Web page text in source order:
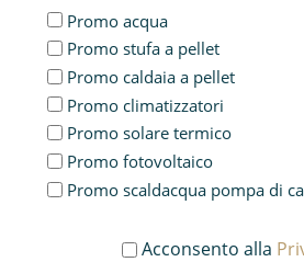
Promo acqua
Promo stufa a pellet
Promo caldaia a pellet
Promo climatizzatori
Promo solare termico
Promo fotovoltaico
Promo scaldacqua pompa di
Acconsento alla